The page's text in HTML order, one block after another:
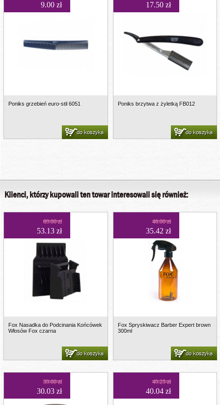
9.00 zł
Poniks grzebień euro-stil 6051
do koszyka
17.50 zł
Poniks brzytwa z żyletką FB012
do koszyka
Klienci, którzy kupowali ten towar interesowali się również:
69.00 zł
53.13 zł
Fox Nasadka do Podcinania Końcówek
Włosów Fox czarna
do koszyka
46.00 zł
35.42 zł
Fox Spryskiwacz Barber Expert brown
300ml
do koszyka
39.00 zł
30.03 zł
49.25 zł
40.04 zł